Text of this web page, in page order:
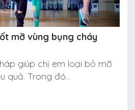
mỡ vùng bụng cháy
giúp chị em loại bỏ mỡ
quả. Trong đó...